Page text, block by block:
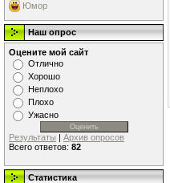
Юмор
Наш опрос
Оцените мой сайт
Отлично
Хорошо
Неплохо
Плохо
Ужасно
Результаты | Архив опросов
Всего ответов: 82
Статистика